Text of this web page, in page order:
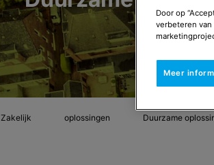
Zakelijk oplossingen Duurzame
Door op
verbeteren
Meer